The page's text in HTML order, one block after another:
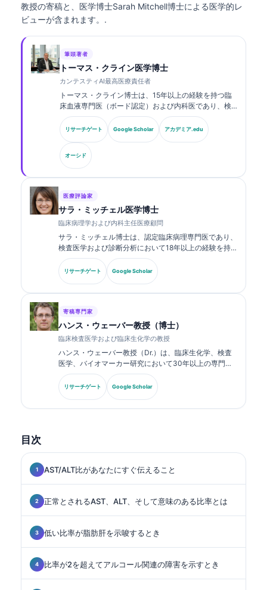
教授の寄稿と、医学博士Sarah Mitchell博士による医学的レ
ビューが含まれます。.
筆頭著者
トーマス・クライン医学博士
カンテスティAI最高医療責任者
トーマス・クライン博士は、15年以上の経験を持つ臨
床血液専門医（ボード認定）および内科医であり、検
査医学およびAI支援による臨床解析に関する豊富な経
験を有しています。Kantesti AIにおける最高医療責任
者（CMO）として、同社の独自のニューラルネットワ
ークの医療的正確性に関する臨床的監督を行っていま
す。クライン博士は、バイオマーカーの解釈および検
査医学に関する研究・論文を幅広く発表しています。.
リサーチゲート Google Scholar アカデミア.edu
オーシド
医療評論家
サラ・ミッチェル医学博士
臨床病理学および内科主任医療顧問
サラ・ミッチェル博士は、認定臨床病理専門医であり、
検査医学および診断分析において18年以上の経験を持
ちます。臨床化学の専門資格を有し、臨床現場における
バイオマーカーパネルおよび検査分析について、幅広く
発表しています。.
リサーチゲート Google Scholar
寄稿専門家
ハンス・ウェーバー教授（博士）
臨床検査医学および臨床生化学の教授
ハンス・ウェーバー教授（Dr.）は、臨床生化学、検査
医学、バイオマーカー研究において30年以上の専門知
識を持ちます。ドイツ臨床化学会の元会長であり、診断
パネル解析、バイオマーカーの標準化、AI支援による検
査医学を専門としています。.
リサーチゲート Google Scholar
目次
AST/ALT比があなたにすぐ伝えること
正常とされるAST、ALT、そして意味のある比率とは
低い比率が脂肪肝を示唆するとき
比率が2を超えてアルコール関連の障害を示すとき